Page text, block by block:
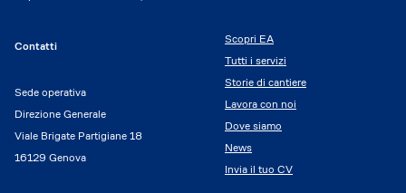
Contatti
Sede operativa
Direzione Generale
Viale Brigate Partigiane 18
16129 Genova
Scopri EA
Tutti i servizi
Storie di cantiere
Lavora con noi
Dove siamo
News
Invia il tuo CV